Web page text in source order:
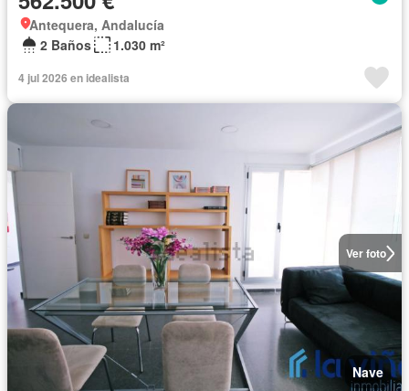
Antequera, Andalucía
2 Baños
1.030 m²
4 jul 2026 en idealista
Ver foto
Nave